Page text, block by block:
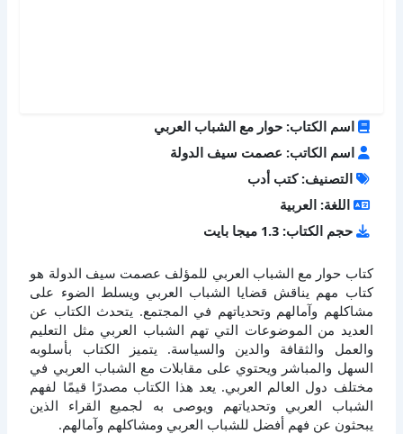
اسم الكتاب: حوار مع الشباب العربي
اسم الكاتب: عصمت سيف الدولة
التصنيف: كتب أدب
اللغة: العربية
حجم الكتاب: 1.3 ميجا بايت
كتاب حوار مع الشباب العربي للمؤلف عصمت سيف الدولة هو
كتاب مهم يناقش قضايا الشباب العربي ويسلط الضوء على
مشاكلهم وآمالهم وتحدياتهم في المجتمع. يتحدث الكتاب عن
العديد من الموضوعات التي تهم الشباب العربي مثل التعليم
والعمل والثقافة والدين والسياسة. يتميز الكتاب بأسلوبه
السهل والمباشر ويحتوي على مقابلات مع الشباب العربي في
مختلف دول العالم العربي. يعد هذا الكتاب مصدرًا قيمًا لفهم
الشباب العربي وتحدياتهم ويوصى به لجميع القراء الذين
يبحثون عن فهم أفضل للشباب العربي ومشاكلهم وآمالهم.